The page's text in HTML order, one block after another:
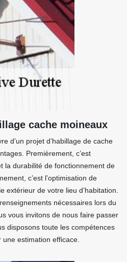
cache moineaux
d’un projet d’habillage de cache
Premièrement, c’est
la durabilité de fonctionnement de
c’est l’optimisation de
extérieur de votre lieu d’habitation.
nécessaires lors du
vous invitons de nous faire passer
disposons toute les compétences
estimation efficace.